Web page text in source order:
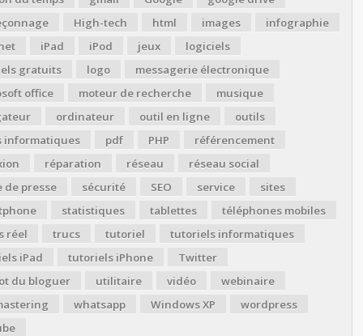
High-tech html images
infographie
iPad iPod jeux
logiciels
gratuits
logo
messagerie électronique
office
moteur de recherche
musique
ordinateur outil en ligne
outils
informatiques
pdf PHP
référencement
réparation réseau
réseau social
de presse
sécurité SEO service
sites
statistiques tablettes
téléphones mobiles
réel
trucs tutoriel
tutoriels informatiques
iPad
tutoriels iPhone
Twitter
du bloguer
utilitaire vidéo
webinaire
whatsapp Windows XP
wordpress